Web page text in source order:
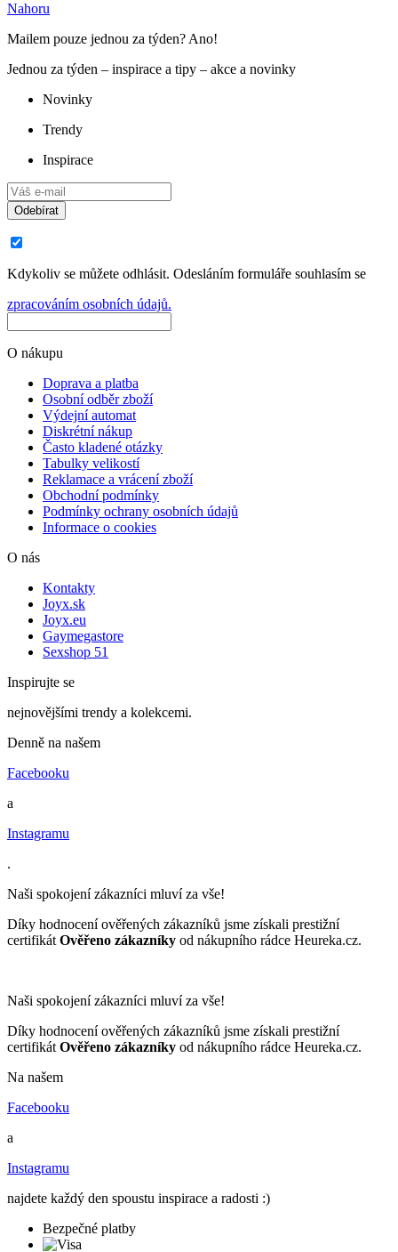
Nahoru
Mailem pouze jednou za týden? Ano!
Jednou za týden – inspirace a tipy – akce a novinky
Novinky
Trendy
Inspirace
Odebírat
Kdykoliv se můžete odhlásit. Odesláním formuláře souhlasím se
zpracováním osobních údajů.
O nákupu
Doprava a platba
Osobní odběr zboží
Výdejní automat
Diskrétní nákup
Často kladené otázky
Tabulky velikostí
Reklamace a vrácení zboží
Obchodní podmínky
Podmínky ochrany osobních údajů
Informace o cookies
O nás
Kontakty
Joyx.sk
Joyx.eu
Gaymegastore
Sexshop 51
Inspirujte se
nejnovějšími trendy a kolekcemi.
Denně na našem
Facebooku
a
Instagramu
.
Naši spokojení zákazníci mluví za vše!
Díky hodnocení ověřených zákazníků jsme získali prestižní
certifikát Ověřeno zákazníky od nákupního rádce Heureka.cz.
Naši spokojení zákazníci mluví za vše!
Díky hodnocení ověřených zákazníků jsme získali prestižní
certifikát Ověřeno zákazníky od nákupního rádce Heureka.cz.
Na našem
Facebooku
a
Instagramu
najdete každý den spoustu inspirace a radosti :)
Bezpečné platby